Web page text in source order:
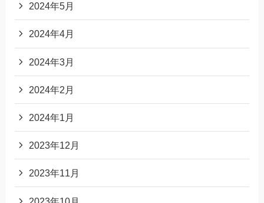
2024年5月
2024年4月
2024年3月
2024年2月
2024年1月
2023年12月
2023年11月